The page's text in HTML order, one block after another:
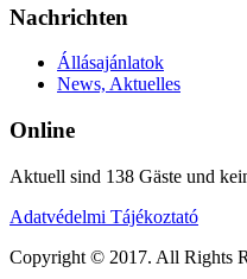
Nachrichten
Állásajánlatok
News, Aktuelles
Online
Aktuell sind 138 Gäste und
Adatvédelmi Tájékoztató
Copyright © 2017. All Rights